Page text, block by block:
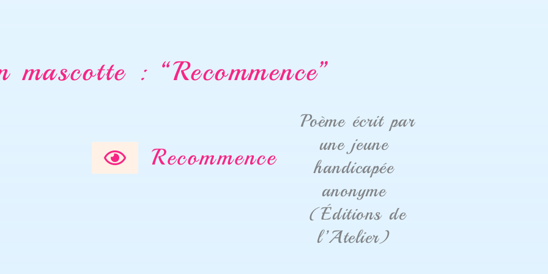
: “Recommence”
Recommence
Poème écrit par
une jeune
handicapée
anonyme
(Éditions de
l’Atelier)